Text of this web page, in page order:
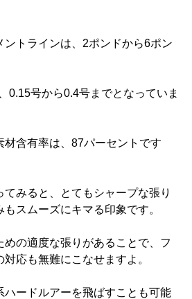
ントラインは、2ポンドから6ポン
0.15号から0.4号までとなっていま
材含有率は、87パーセントです
みると、とてもシャープな張り
スムーズにキマる印象です。
めの適度な張りがあることで、フ
応も無難にこなせますよ。
ハードルアーを飛ばすことも可能